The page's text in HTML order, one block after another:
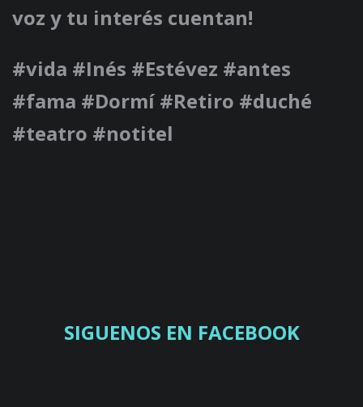
voz y tu interés cuentan!
#vida #Inés #Estévez #antes
#fama #Dormí #Retiro #duché
#teatro #notitel
SIGUENOS EN FACEBOOK